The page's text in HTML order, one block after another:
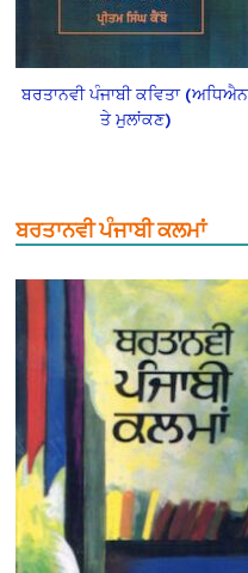
ਬਰਤਾਨਵੀ ਪੰਜਾਬੀ ਕਵਿਤਾ (ਅਧਿਐਨ
ਤੇ ਮੁਲਾਂਕਣ)
ਬਰਤਾਨਵੀ ਪੰਜਾਬੀ ਕਲਮਾਂ